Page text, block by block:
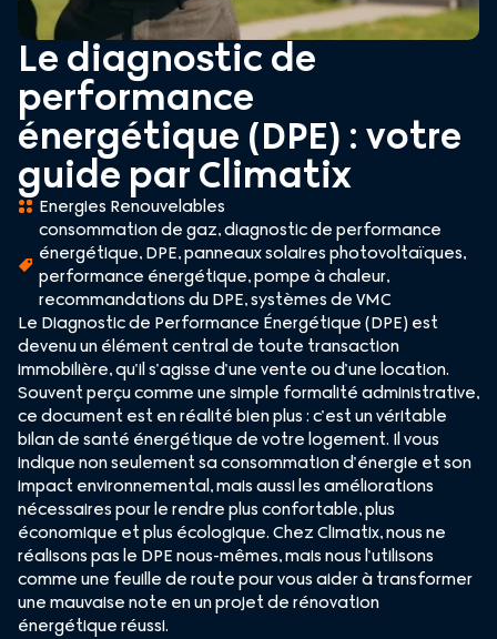
Le diagnostic de
performance
énergétique (DPE) : votre
guide par Climatix
Energies Renouvelables
consommation de gaz,diagnostic de performance
énergétique,DPE,panneaux solaires photovoltaïques,
performance énergétique,pompe à chaleur,
recommandations du DPE,systèmes de VMC
Le Diagnostic de Performance Énergétique (DPE) est
devenu un élément central de toute transaction
immobilière, qu’il s’agisse d’une vente ou d’une location.
Souvent perçu comme une simple formalité administrative,
ce document est en réalité bien plus : c’est un véritable
bilan de santé énergétique de votre logement. Il vous
indique non seulement sa consommation d’énergie et son
impact environnemental, mais aussi les améliorations
nécessaires pour le rendre plus confortable, plus
économique et plus écologique. Chez Climatix, nous ne
réalisons pas le DPE nous-mêmes, mais nous l’utilisons
comme une feuille de route pour vous aider à transformer
une mauvaise note en un projet de rénovation
énergétique réussi.